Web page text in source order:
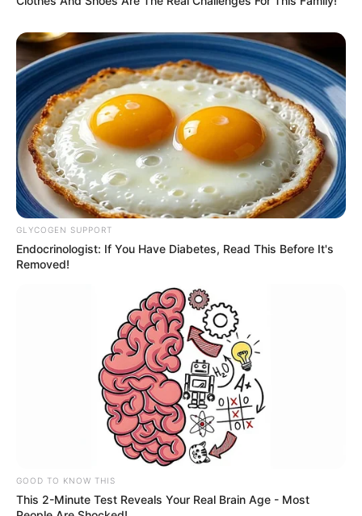
GLYCOGEN SUPPORT
Endocrinologist: If You Have Diabetes, Read This Before It's
Removed!
GOOD TO KNOW THIS
This 2-Minute Test Reveals Your Real Brain Age - Most